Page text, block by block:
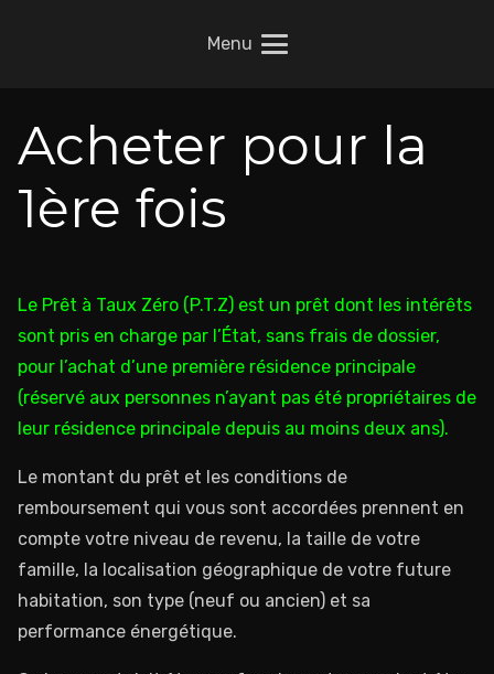
Menu
Acheter pour la
1ère fois
Le Prêt à Taux Zéro (P.T.Z) est un prêt dont les intérêts
sont pris en charge par l’État, sans frais de dossier,
pour l’achat d’une première résidence principale
(réservé aux personnes n’ayant pas été propriétaires de
leur résidence principale depuis au moins deux ans).
Le montant du prêt et les conditions de
remboursement qui vous sont accordées prennent en
compte votre niveau de revenu, la taille de votre
famille, la localisation géographique de votre future
habitation, son type (neuf ou ancien) et sa
performance énergétique.